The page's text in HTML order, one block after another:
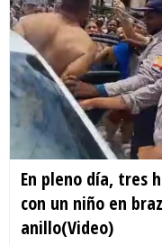
En pleno día, tres
con un niño en
anillo(Video)